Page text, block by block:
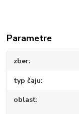
Parametre
zber
typ čaju
oblasť